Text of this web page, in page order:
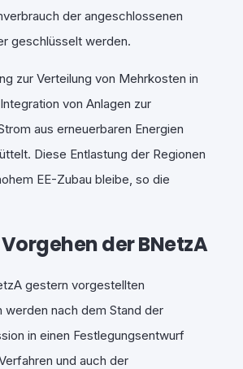
der angeschlossenen
geschlüsselt werden.
zur Verteilung von Mehrkosten in
von Anlagen zur
aus erneuerbaren Energien
Diese Entlastung der Regionen
EE-Zubau bleibe, so die
der BNetzA
gestern vorgestellten
werden nach dem Stand der
in einen Festlegungsentwurf
und auch der